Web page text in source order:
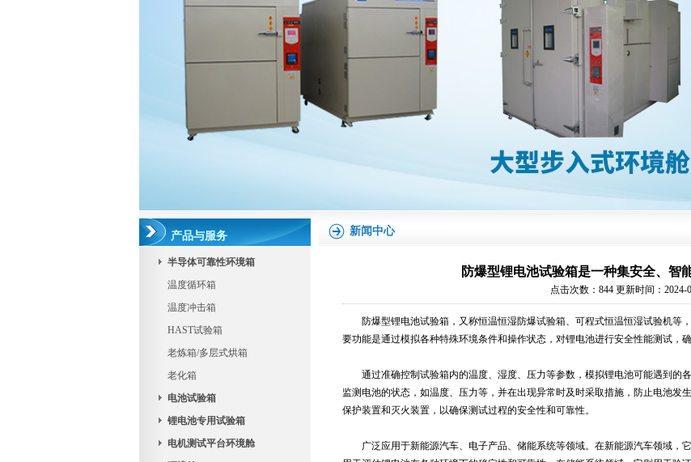
产品与服务
半导体可靠性环境箱
温度循环箱
温度冲击箱
HAST试验箱
老炼箱/多层式烘箱
老化箱
电池试验箱
锂电池专用试验箱
电机测试平台环境舱
新闻中心
防爆型锂电池试验箱是一种集安全、智
点击次数：844 更新时间：2024-
防爆型锂电池试验箱，又称恒温恒湿防爆试验箱、可程式恒温恒湿试验机等
要功能是通过模拟各种特殊环境条件和操作状态，对锂电池进行安全性能测试，
通过准确控制试验箱内的温度、湿度、压力等参数，模拟锂电池可能遇到的
监测电池的状态，如温度、压力等，并在出现异常时及时采取措施，防止电池发
保护装置和灭火装置，以确保测试过程的安全性和可靠性。
广泛应用于新能源汽车、电子产品、储能系统等领域。在新能源汽车领域，